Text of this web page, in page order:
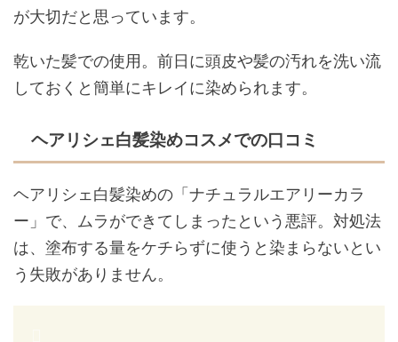
が大切だと思っています。
乾いた髪での使用。前日に頭皮や髪の汚れを洗い流
しておくと簡単にキレイに染められます。
ヘアリシェ白髪染めコスメでの口コミ
ヘアリシェ白髪染めの「ナチュラルエアリーカラ
ー」で、ムラができてしまったという悪評。対処法
は、塗布する量をケチらずに使うと染まらないとい
う失敗がありません。